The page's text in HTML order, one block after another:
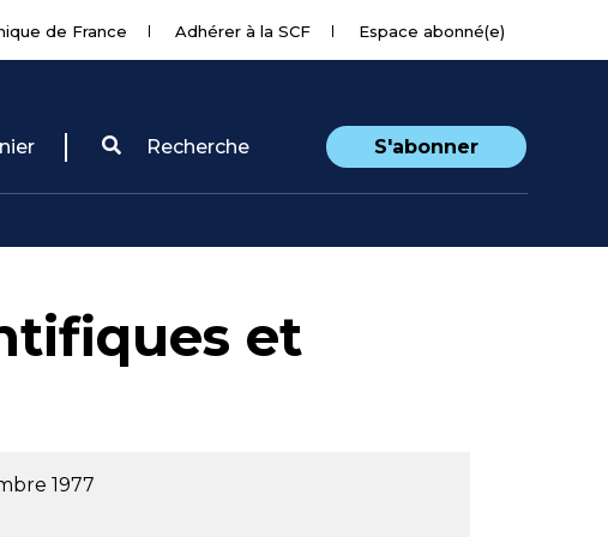
de France Adhérer à la SCF Espace abonné(e)
Recherche S'abonner
et
1977